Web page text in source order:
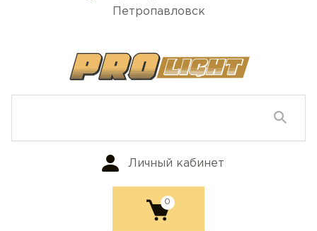
Петропавловск
Личный кабинет
0